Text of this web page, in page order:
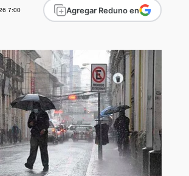
7:00 Agregar Reduno en